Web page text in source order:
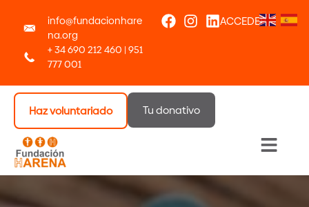
info@fundacionhare
na.org
+ 34 690 212 460 | 951
777 001
ACCEDER
Haz voluntariado Tu donativo
Menú